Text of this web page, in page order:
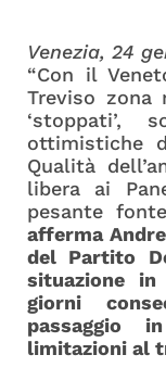
Venezia, 24
“Con il
Treviso zona
‘stoppati’,
ottimistiche
Qualità
libera ai
pesante
afferma
del Partito
situazione
giorni
passaggio
limitazioni al